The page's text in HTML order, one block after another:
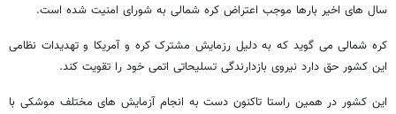
سال های اخیر بارها موجب اعتراض کره شمالی به شورای امنیت شده است.
کره شمالی می گوید که به دلیل رزمایش مشترک کره و آمریکا و تهدیدات نظامی
این کشور حق دارد نیروی بازدارندگی تسلیحاتی اتمی خود را تقویت کند.
این کشور در همین راستا تاکنون دست به انجام آزمایش های مختلف موشکی با